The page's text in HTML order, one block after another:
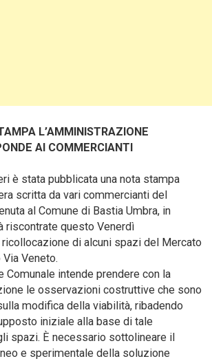
L’AMMINISTRAZIONE
AI COMMERCIANTI
è stata pubblicata una nota stampa
scritta da vari commercianti del
al Comune di Bastia Umbra, in
riscontrate questo Venerdì
di alcuni spazi del Mercato
Veneto.
Comunale intende prendere con la
le osservazioni costruttive che sono
modifica della viabilità, ribadendo
iniziale alla base di tale
spazi. È necessario sottolineare il
e sperimentale della soluzione